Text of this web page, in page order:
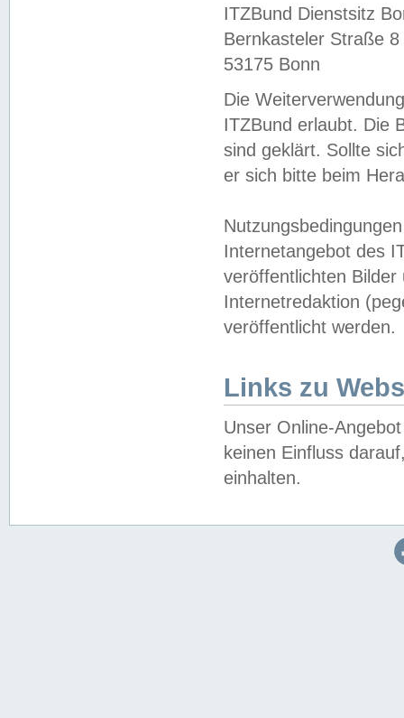
ITZBund Dienstsitz
Bernkasteler Straße 8
53175 Bonn
Die
ITZBund erlaubt. Die
sind geklärt. Sollte
er sich bitte beim
Internetangebot des
veröffentlichten
Internetredaktion
veröffentlicht werden.
Links zu
Unser Online-
keinen Einfluss
einhalten.